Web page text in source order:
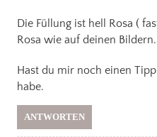
Die Füllung ist hell Rosa (
Rosa wie auf deinen Bildern.
Hast du mir noch einen
habe.
ANTWORTEN